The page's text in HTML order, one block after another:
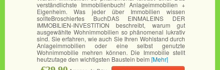
verständlichste Immobilienbuch! Anlageimmobilien +
Eigenheim. Was jeder über Immobilien wissen
sollteBroschiertes BuchDAS EINMALEINS DER
IMMOBILIEN-INVESTITION beschreibt, warum gut
ausgewählte Wohnimmobilien so phänomenal lukrativ
sind. Sie erfahren, wie auch Sie Ihren Wohlstand durch
Anlageimmobilien oder eine selbst genutzte
Wohnimmobilie mehren können. Die Immobilie stellt
heutzutage den wichtigsten Baustein beim [Mehr]